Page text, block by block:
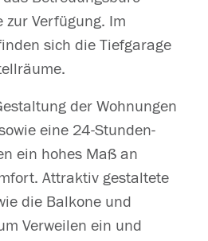
Verfügung. Im
sich die Tiefgarage
der Wohnungen
eine 24-Stunden-
ein hohes Maß an
Attraktiv gestaltete
die Balkone und
Verweilen ein und